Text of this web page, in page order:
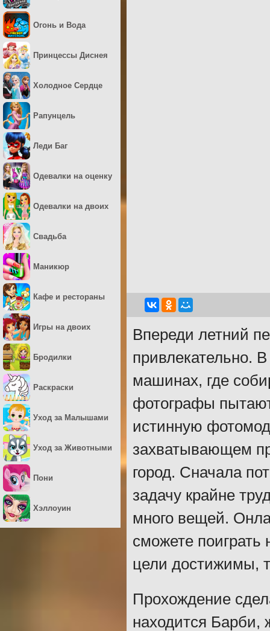
Впереди летний
привлекательно.
машинах, где
фотографы
истинную
захватывающем
город. Сначала
задачу крайне
много вещей.
сможете
цели достижимы,
Прохождение
находится
Огонь и Вода
Принцессы Диснея
Холодное Сердце
Рапунцель
Леди Баг
Одевалки на оценку
Одевалки на двоих
Свадьба
Маникюр
Кафе и рестораны
Игры на двоих
Бродилки
Раскраски
Уход за Малышами
Уход за Животными
Пони
Хэллоуин